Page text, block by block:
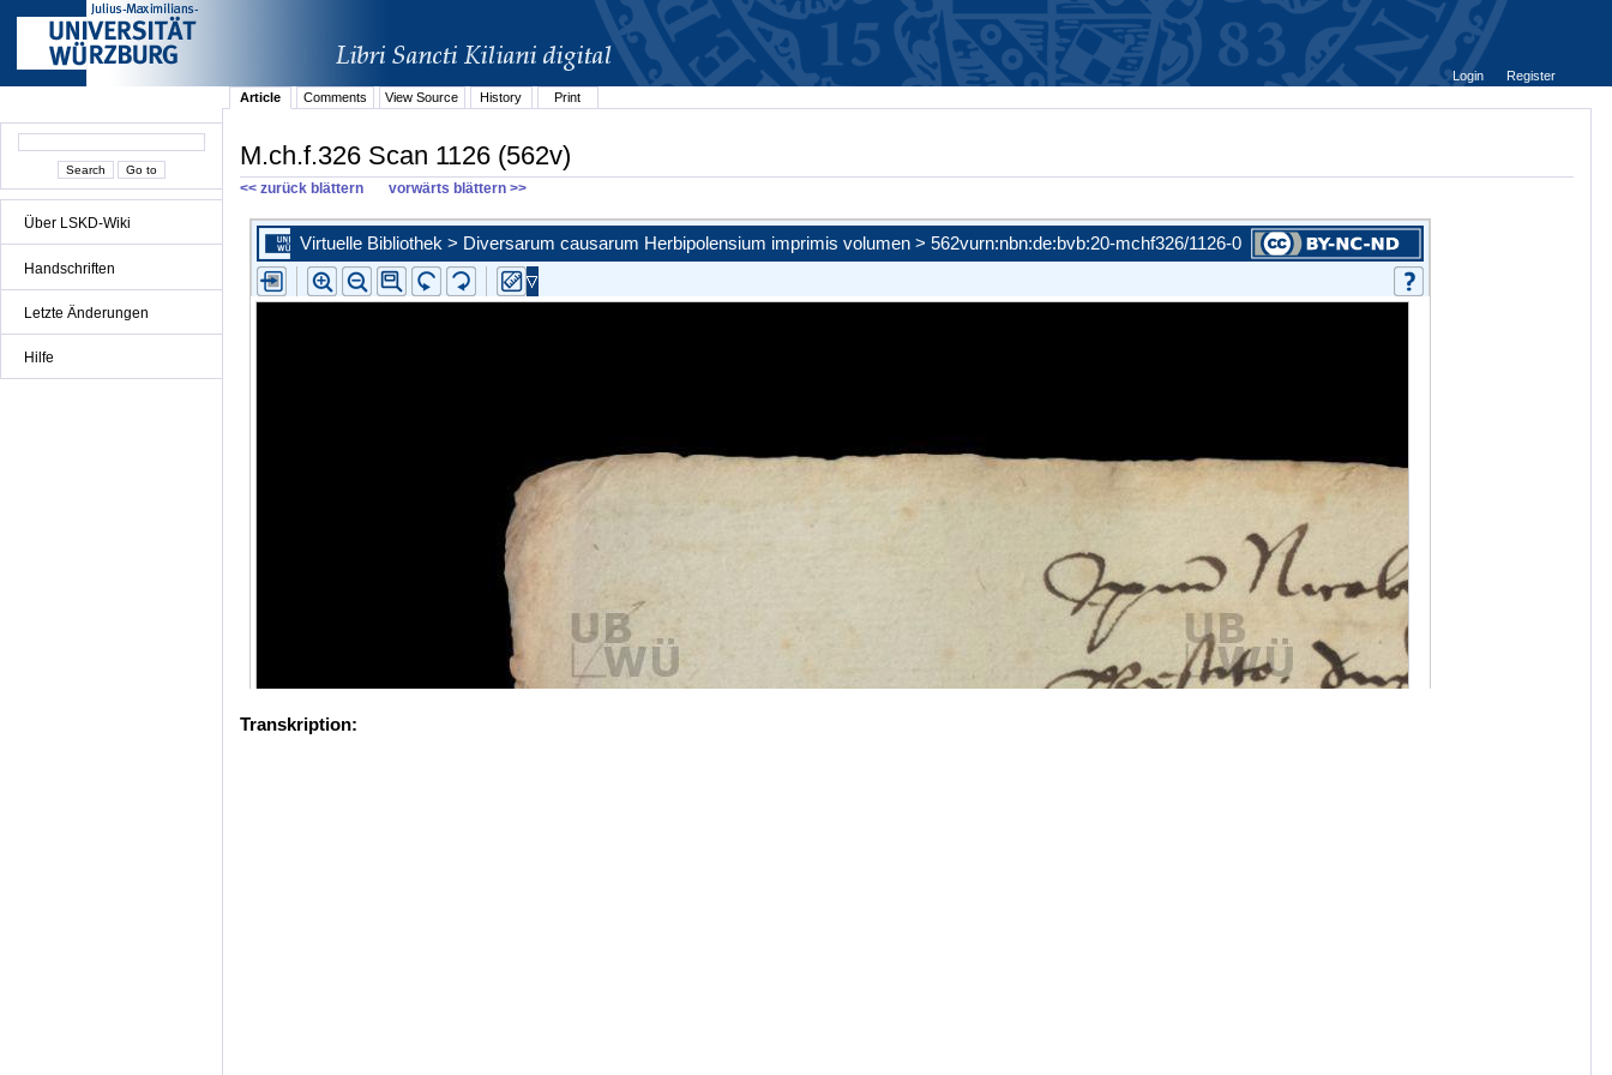
Über LSKD-Wiki
Handschriften
Letzte Änderungen
Hilfe
Login
Register
Article
Comments View Source History Print
M.ch.f.326 Scan 1126 (562v)
<< zurück blättern vorwärts blättern >>
Transkription: